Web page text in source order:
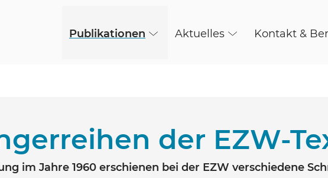
Publikationen
Aktuelles Kontakt &
der EZW-
im Jahre 1960 erschienen bei der EZW verschiedene